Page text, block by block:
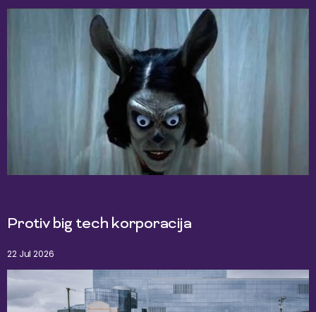
Protiv big tech korporacija
22 Jul 2026